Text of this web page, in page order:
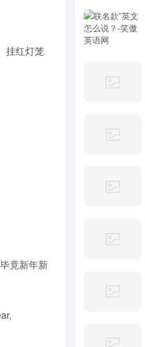
挂红灯笼
竟新年新